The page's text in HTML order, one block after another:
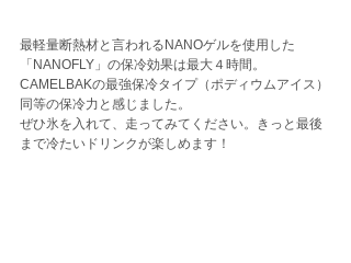
最軽量断熱材と言われるNANOゲルを使用した
「NANOFLY」の保冷効果は最大４時間。
CAMELBAKの最強保冷タイプ（ポディウムアイス）
同等の保冷力と感じました。
ぜひ氷を入れて、走ってみてください。きっと最後
まで冷たいドリンクが楽しめます！